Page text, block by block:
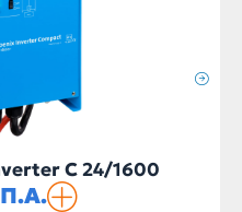
C 24/1600